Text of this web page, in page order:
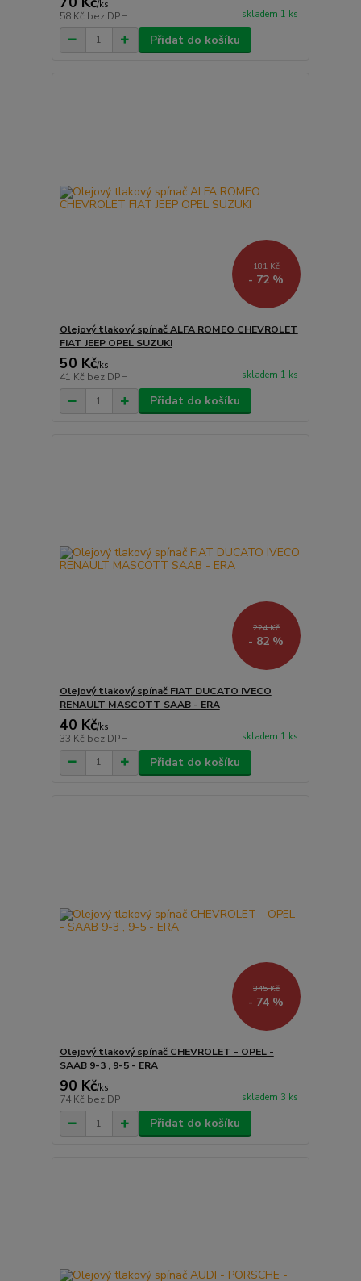
/ks
58 Kč bez DPH skladem 1 ks
Přidat do košíku
181 Kč
- 72 %
Olejový tlakový spínač ALFA ROMEO CHEVROLET
FIAT JEEP OPEL SUZUKI
50 Kč/ks
41 Kč bez DPH skladem 1 ks
Přidat do košíku
224 Kč
- 82 %
Olejový tlakový spínač FIAT DUCATO IVECO
RENAULT MASCOTT SAAB - ERA
40 Kč/ks
33 Kč bez DPH skladem 1 ks
Přidat do košíku
345 Kč
- 74 %
Olejový tlakový spínač CHEVROLET - OPEL -
SAAB 9-3 , 9-5 - ERA
90 Kč/ks
74 Kč bez DPH skladem 3 ks
Přidat do košíku